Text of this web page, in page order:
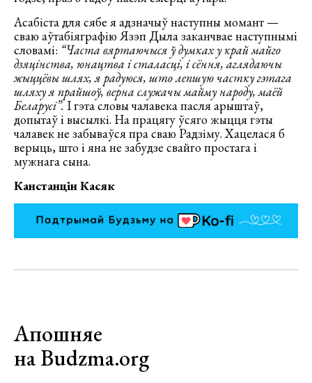
Асабіста для сябе я адзначыў наступны момант —
сваю аўтабіяграфію Язэп Дыла заканчвае наступнымі
словамі: “Часта вяртаючыся ў думках у край майго
дзяцінства, юнацтва і сталасці, і сёння, аглядаючы
жыццёвы шлях, я радуюся, што лепшую частку гэтага
шляху я прайшоў, верна служачы майму народу, маёй
Беларусі”.І гэта словы чалавека пасля арыштаў,
допытаў і высылкі. На працягу ўсяго жыцця гэты
чалавек не забываўся пра сваю Радзіму. Хацелася б
верыць, што і яна не забудзе свайго простага і
мужнага сына.
Канстанцін Касяк
Апошняе
на Budzma.org